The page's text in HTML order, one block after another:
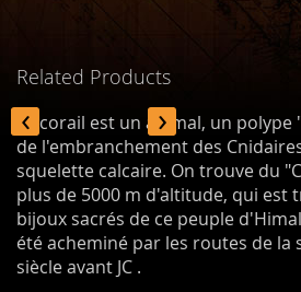
Related Products
‹ ›
Le corail est un animal, un
de l'embranchement des
squelette calcaire. On trouve du
plus de 5000 m d'altitude, qui est
bijoux sacrés de ce peuple
été acheminé par les routes de la
siècle avant JC .